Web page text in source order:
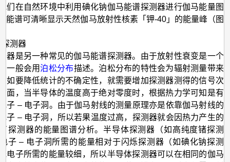
们在自然环境中利用碘化钠伽马能谱探测器进行伽马能量图
能谱可清晰显示天然伽马放射性核素「钾-40」的能量峰（图
测器
器是另一种常见的伽马能谱探测器。由于放射性衰变是一个
一般会用泊松分布描述。泊松分布的特性会为辐射测量带来
如要降低统计的不确定性，就需要增加探测器测得的信号次
面，当半导体的温度高于绝对零度时，根据热力学可知是有
子 – 电子洞。由于伽马射线的测量原理亦是依靠伽马射线的
子 – 电子洞，所以若果温度过高，探测器就会因热力产生的
探测器的能量图谱分析。半导体探测器（如高纯度锗探测
子 – 电子洞所需的能量相对于闪烁探测器（如碘化钠探测
电子所需的能量较细，所以半导体探测器可以在相同的伽马